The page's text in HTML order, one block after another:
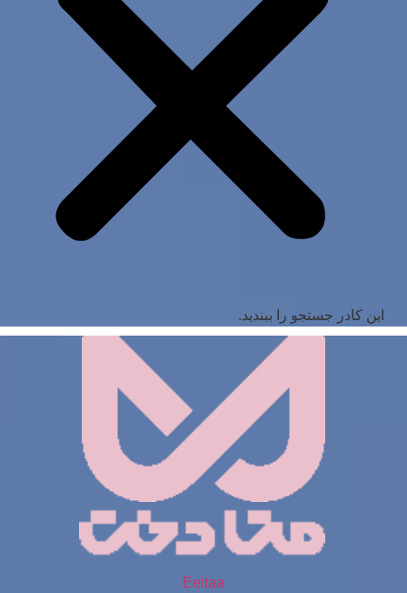
این کادر جستجو را ببندید.
Eeitaa